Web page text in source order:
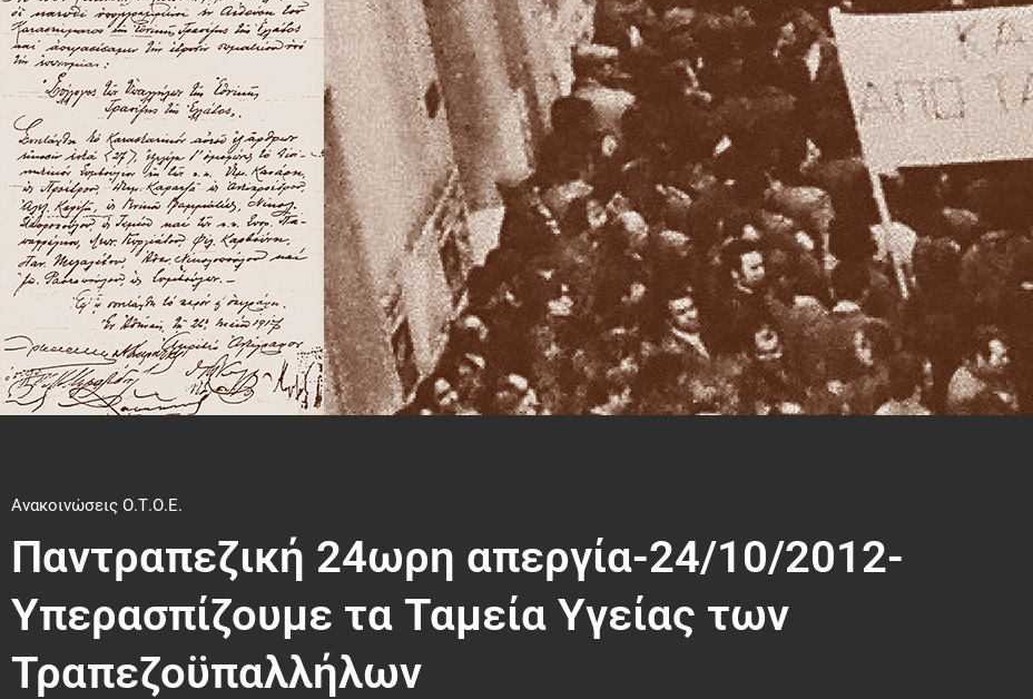
Ανακοινώσεις Ο.Τ.Ο.Ε.
Παντραπεζική 24ωρη απεργία-24/10/2012-
Υπερασπίζουμε τα Ταμεία Υγείας των
Τραπεζοϋπαλλήλων